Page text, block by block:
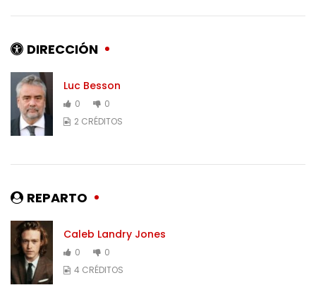
DIRECCIÓN
Luc Besson
0
0
2 CRÉDITOS
REPARTO
Caleb Landry Jones
0
0
4 CRÉDITOS